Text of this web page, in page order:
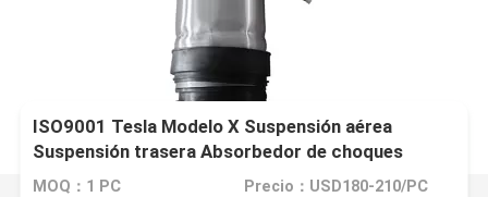
ISO9001 Tesla Modelo X Suspensión aérea
Suspensión trasera Absorbedor de choques
1027461-00-G
MOQ：1 PC Precio：USD180-210/PC